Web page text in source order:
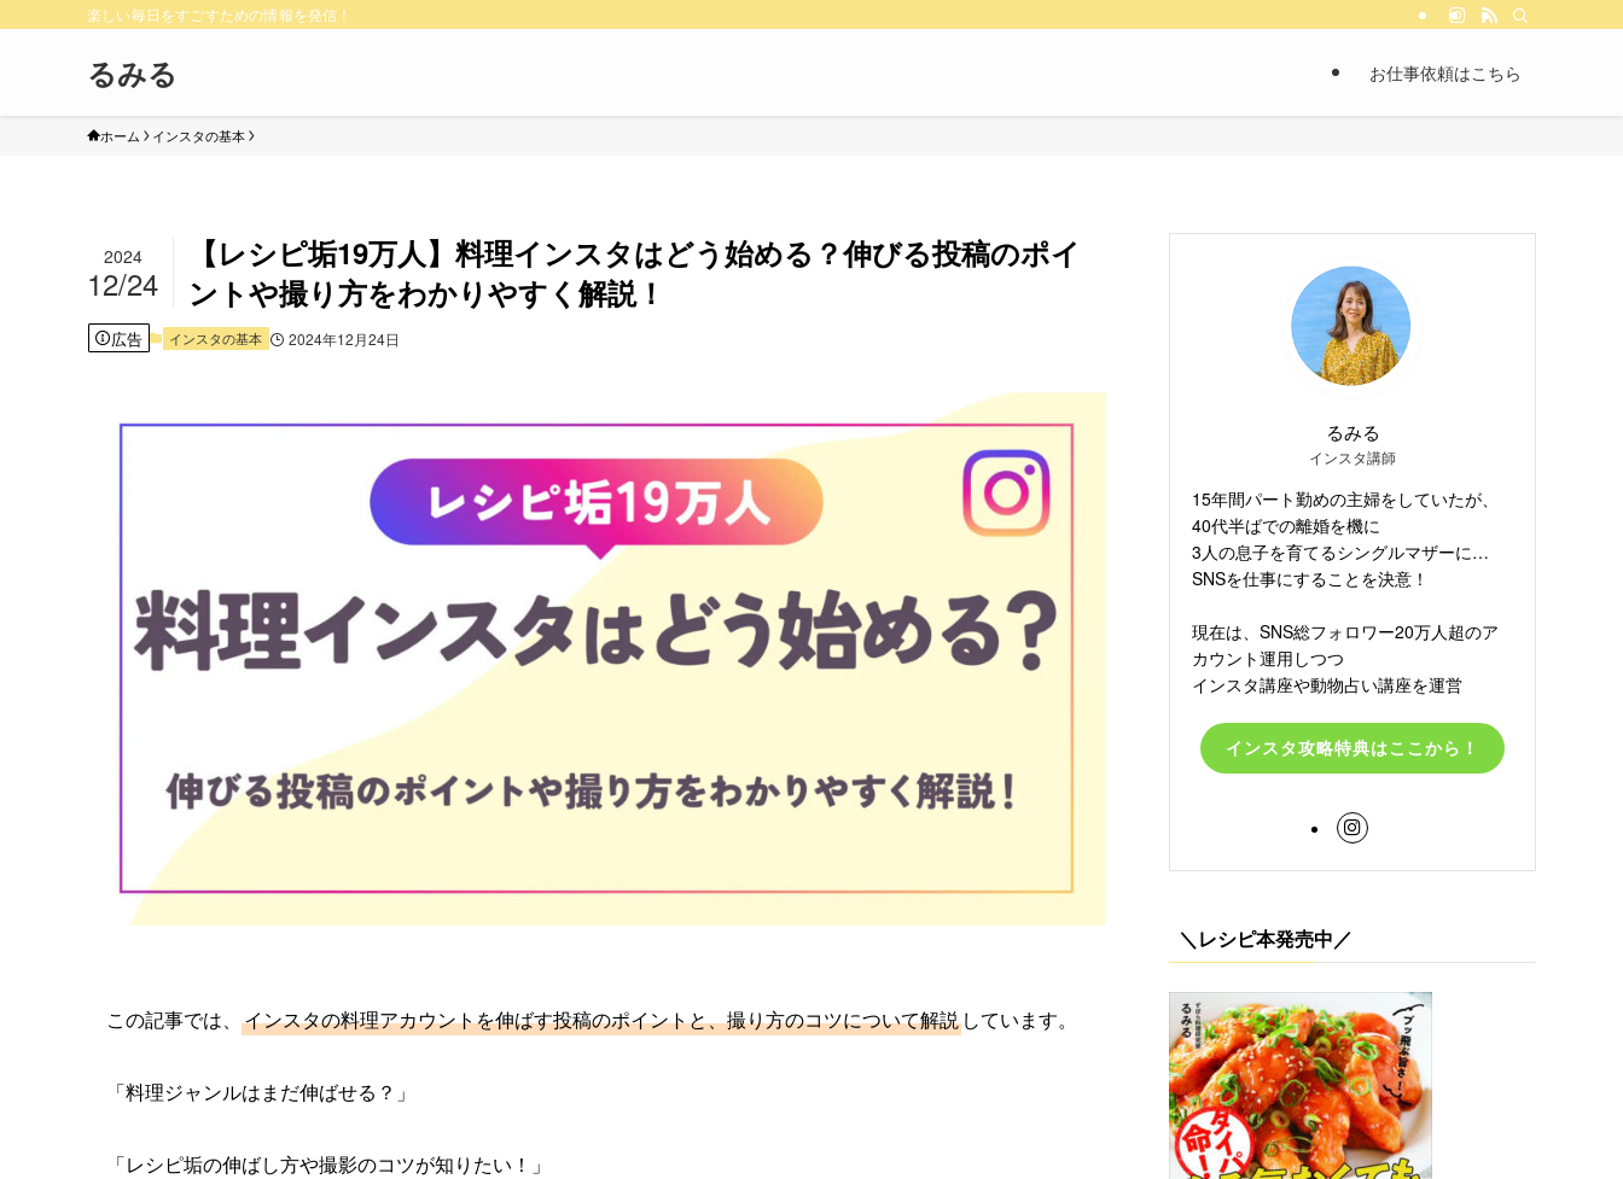
楽しい毎日をすごすための情報を発信！
るみる お仕事依頼はこちら
ホーム インスタの基本
【レシピ垢19万人】料理インスタはどう始める？伸びる投稿のポイ
ントや撮り方をわかりやすく解説！
2024
12/24
広告 インスタの基本 2024年12月24日
この記事では、 インスタの料理アカウントを伸ばす投稿のポイントと、撮り方のコツについて解説 しています。
「料理ジャンルはまだ伸ばせる？」
「レシピ垢の伸ばし方や撮影のコツが知りたい！」
るみる
インスタ講師
15年間パート勤めの主婦をしていたが、
40代半ばでの離婚を機に
3人の息子を育てるシングルマザーに…
SNSを仕事にすることを決意！
現在は、SNS総フォロワー20万人超のア
カウント運用しつつ
インスタ講座や動物占い講座を運営
インスタ攻略特典はここから！
＼レシピ本発売中／